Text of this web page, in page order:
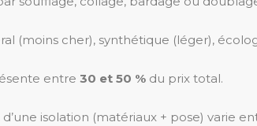
(moins cher), synthétique (léger),
entre 30 et 50 % du prix total.
isolation (matériaux + pose) varie